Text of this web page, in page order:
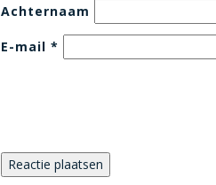
Achternaam
E-mail *